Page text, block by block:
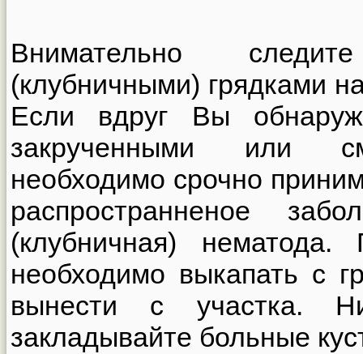
Внимательно
(клубничными) грядками
Если вдруг Вы
закрученными или
необходимо срочно
распространненое
(клубничная)
необходимо выкапать с
вынести с участка.
закладывайте больные